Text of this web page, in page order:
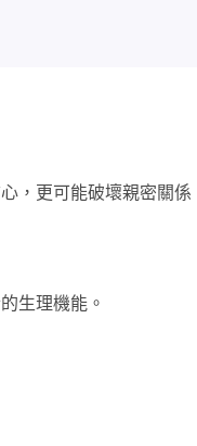
，更可能破壞親密關係
生理機能。